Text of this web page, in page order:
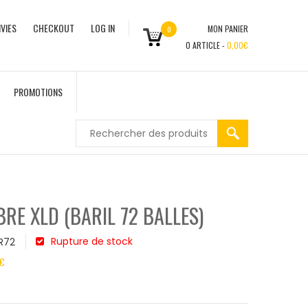
0
MON PANIER
0 ARTICLE -0,00€
CHECKOUT LOG IN
PROMOTIONS
XLD (BARIL 72 BALLES)
Rupture de stock
€